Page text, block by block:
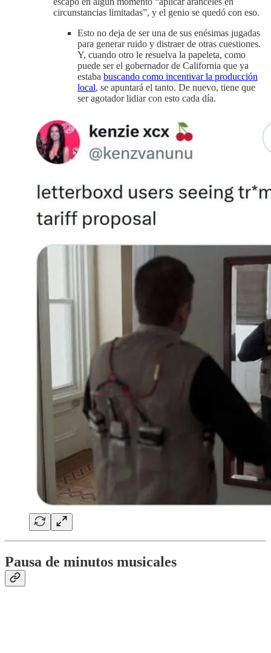
circunstancias limitadas”, y el genio se quedó con eso.
Esto no deja de ser una de sus enésimas jugadas
para generar ruido y distraer de otras cuestiones.
Y, cuando otro le resuelva la papeleta, como
puede ser el gobernador de California que ya
estaba buscando como incentivar la producción
local, se apuntará el tanto. De nuevo, tiene que
ser agotador lidiar con esto cada día.
Pausa de minutos musicales